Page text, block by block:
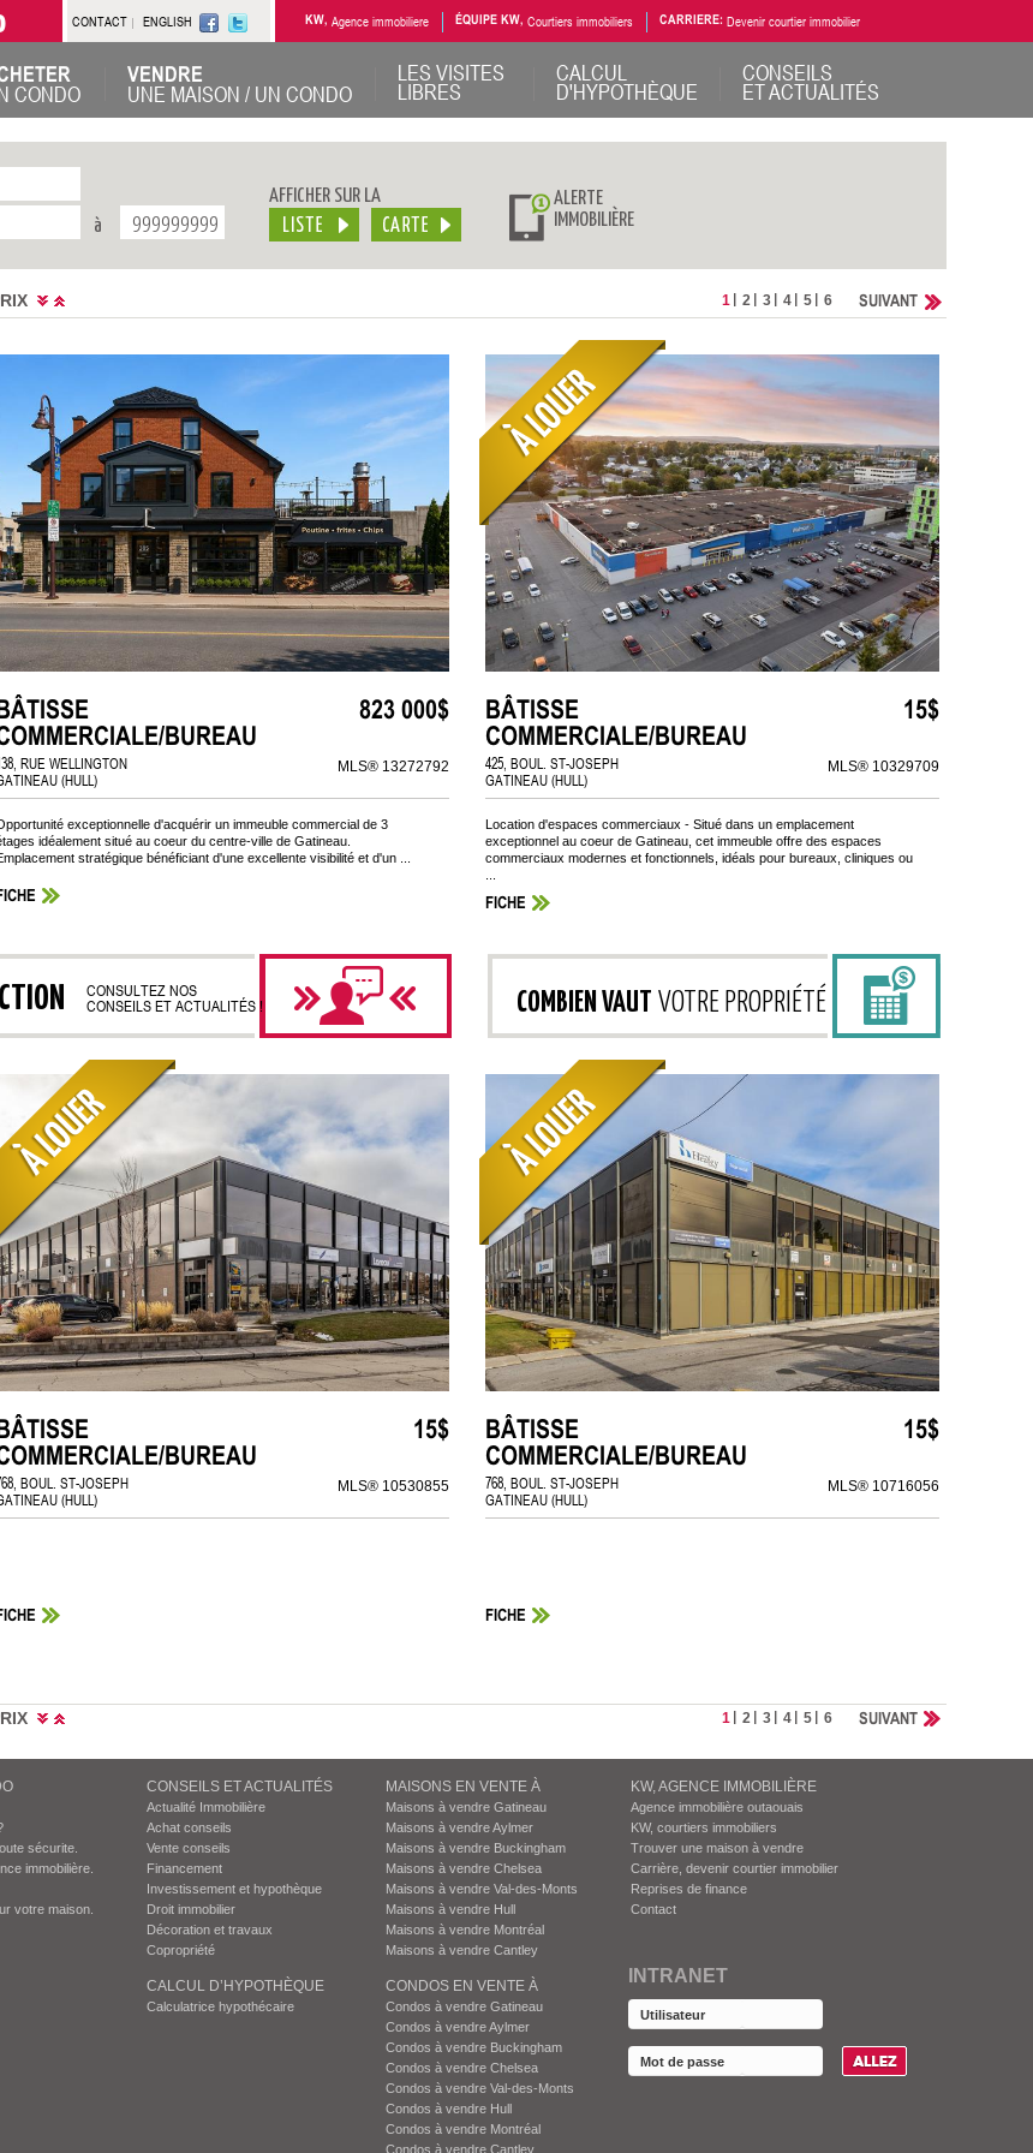
CONTACT ENGLISH KW, Agence immobiliere ÉQUIPE KW, Courtiers immobiliers CARRIERE: Devenir courtier immobilier
CONDO
VENDRE
UNE MAISON / UN CONDO
LES VISITES
LIBRES
CALCUL
D'HYPOTHÈQUE
CONSEILS
ET ACTUALITÉS
à
AFFICHER SUR LA
ALERTE
IMMOBILIÈRE
SUIVANT
1 2 3 4 5 6
BUREAU
823 000$
RUE WELLINGTON
(HULL)
MLS® 13272792
exceptionnelle d'acquérir un immeuble commercial de 3
idéalement situé au coeur du centre-ville de Gatineau.
stratégique bénéficiant d'une excellente visibilité et d'un ...
BÂTISSE
COMMERCIALE/BUREAU
15$
425, BOUL. ST-JOSEPH
GATINEAU (HULL)
MLS® 10329709
Location d'espaces commerciaux - Situé dans un emplacement
exceptionnel au coeur de Gatineau, cet immeuble offre des espaces
commerciaux modernes et fonctionnels, idéals pour bureaux, cliniques ou
FICHE
CONSULTEZ NOS
CONSEILS ET ACTUALITÉS !
COMBIEN VAUT VOTRE PROPRIÉTÉ
BUREAU
15$
BOUL. ST-JOSEPH
(HULL)
MLS® 10530855
BÂTISSE
COMMERCIALE/BUREAU
15$
768, BOUL. ST-JOSEPH
GATINEAU (HULL)
MLS® 10716056
FICHE
SUIVANT
1 2 3 4 5 6
sécurite.
immobilière.
votre maison.
CONSEILS ET ACTUALITÉS
Actualité Immobilière
Achat conseils
Vente conseils
Financement
Investissement et hypothèque
Droit immobilier
Décoration et travaux
Copropriété
CALCUL D’HYPOTHÈQUE
Calculatrice hypothécaire
MAISONS EN VENTE À
Maisons à vendre Gatineau
Maisons à vendre Aylmer
Maisons à vendre Buckingham
Maisons à vendre Chelsea
Maisons à vendre Val-des-Monts
Maisons à vendre Hull
Maisons à vendre Montréal
Maisons à vendre Cantley
CONDOS EN VENTE À
Condos à vendre Gatineau
Condos à vendre Aylmer
Condos à vendre Buckingham
Condos à vendre Chelsea
Condos à vendre Val-des-Monts
Condos à vendre Hull
Condos à vendre Montréal
Condos à vendre Cantley
KW, AGENCE IMMOBILIÈRE
Agence immobilière outaouais
KW, courtiers immobiliers
Trouver une maison à vendre
Carrière, devenir courtier immobilier
Reprises de finance
Contact
INTRANET